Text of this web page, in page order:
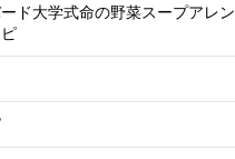
ド大学式命の野菜スープアレン